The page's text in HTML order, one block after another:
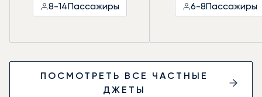
8-14Пассажиры
6-8Пассажиры
ПОСМОТРЕТЬ ВСЕ ЧАСТНЫЕ
ДЖЕТЫ